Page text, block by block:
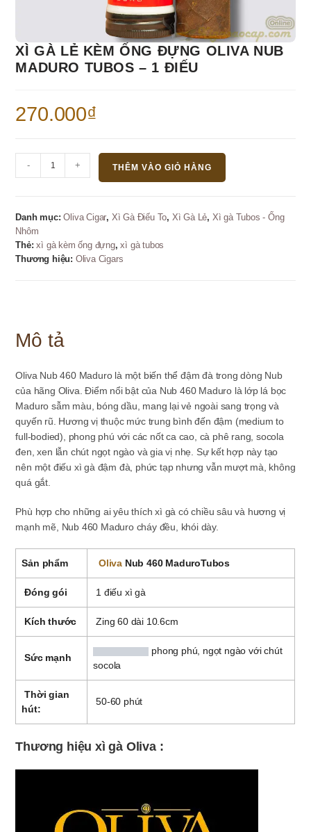
XÌ GÀ LẺ KÈM ỐNG ĐỰNG OLIVA NUB
MADURO TUBOS – 1 ĐIẾU
270.000₫
gà
ống
đựng
Oliva
điếu
lượng
- + THÊM VÀO GIỎ HÀNG
Danh mục:Oliva Cigar, Xì Gà Điếu To, Xì Gà Lẻ, Xì gà Tubos - Ống
Nhôm
Thẻ:xì gà kèm ống đựng,xì gà tubos
Thương hiệu: Oliva Cigars
Mô tả
Oliva Nub 460 Maduro là một biến thể đậm đà trong dòng Nub
của hãng Oliva. Điểm nổi bật của Nub 460 Maduro là lớp lá bọc
Maduro sẫm màu, bóng dầu, mang lại vẻ ngoài sang trọng và
quyến rũ. Hương vị thuộc mức trung bình đến đậm (medium to
full-bodied), phong phú với các nốt ca cao, cà phê rang, socola
đen, xen lẫn chút ngọt ngào và gia vị nhẹ. Sự kết hợp này tạo
nên một điếu xì gà đậm đà, phức tạp nhưng vẫn mượt mà, không
quá gắt.
Phù hợp cho những ai yêu thích xì gà có chiều sâu và hương vị
mạnh mẽ, Nub 460 Maduro cháy đều, khói dày.
Sản phẩm Oliva Nub 460 MaduroTubos
Đóng gói 1 điếu xì gà
Kích thước Zing 60 dài 10.6cm
Sức mạnh
phong phú, ngọt ngào với chút
socola
Thời gian
hút:
50-60 phút
Thương hiệu xì gà Oliva :